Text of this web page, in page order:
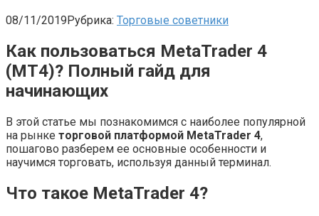
08/11/2019Рубрика: Торговые советники
Как пользоваться MetaTrader 4
(MT4)? Полный гайд для
начинающих
В этой статье мы познакомимся с наиболее популярной
на рынке торговой платформой MetaTrader 4,
пошагово разберем ее основные особенности и
научимся торговать, используя данный терминал.
Что такое MetaTrader 4?